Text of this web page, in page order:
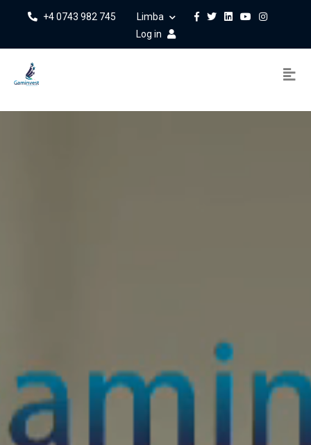
+4 0743 982 745
Limba
Log in